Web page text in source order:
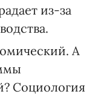
из-за
А
Социология